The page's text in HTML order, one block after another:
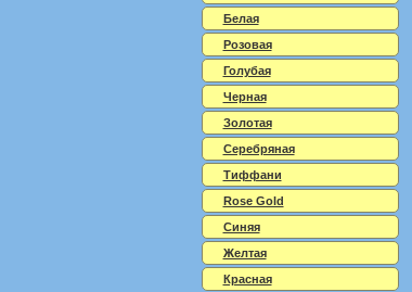
Белая
Розовая
Голубая
Черная
Золотая
Серебряная
Тиффани
Rose Gold
Синяя
Желтая
Красная